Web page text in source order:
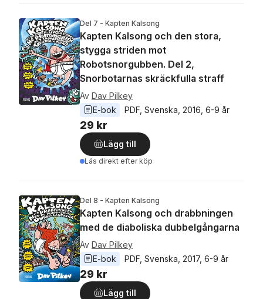
Del 7 - Kapten Kalsong
Kapten Kalsong och den stora,
stygga striden mot
Robotsnorgubben. Del 2,
Snorbotarnas skräckfulla straff
Av Dav Pilkey
E-bok
PDF Svenska 2016 6-9 år
29 kr
Lägg till
Läs direkt efter köp
Del 8 - Kapten Kalsong
Kapten Kalsong och drabbningen
med de diaboliska dubbelgångarna
Av Dav Pilkey
E-bok
PDF Svenska 2017, 6-9 år
29 kr
Lägg till